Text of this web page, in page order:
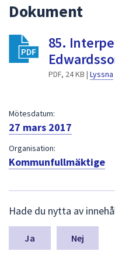
Dokument
85.
PDF, 24 KB | Lyssna
Mötesdatum:
27 mars 2017
Organisation:
Kommunfullmäktige
ä
m
a
Hade du nytta av
Nej